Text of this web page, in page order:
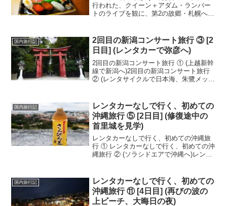
行われた、クイーン＋アダム・ランバー
トのライブを観に、第2の故郷・札幌へ。
始発に乗れば、間に合わないこともない
のでし...
国内旅行記
2回目の新潟コンサート旅行 ③ [2
日目] (レンタカーで弥彦へ)
2回目の新潟コンサート旅行 ① (上越新幹
線で新潟へ)2回目の新潟コンサート旅行
② (レンタサイクルで日本海、朱鷺メッセ
でしたが、チェックイン時に朝食券...
国内旅行記
レンタカーなしで行く、初めての
沖縄旅行 ⑤ [2日目] (修復途中の
首里城を見学)
レンタカーなしで行く、初めての沖縄旅
行 ① レンタカーなしで行く、初めての沖
縄旅行 ② (ソラシドエアで沖縄へ)レンタ
行く、初めての沖縄旅行 ④ (波の上ビー
チに...
国内旅行記
レンタカーなしで行く、初めての
沖縄旅行 ⑪ [4日目] (再びの波の
上ビーチ、大晦日の夜)